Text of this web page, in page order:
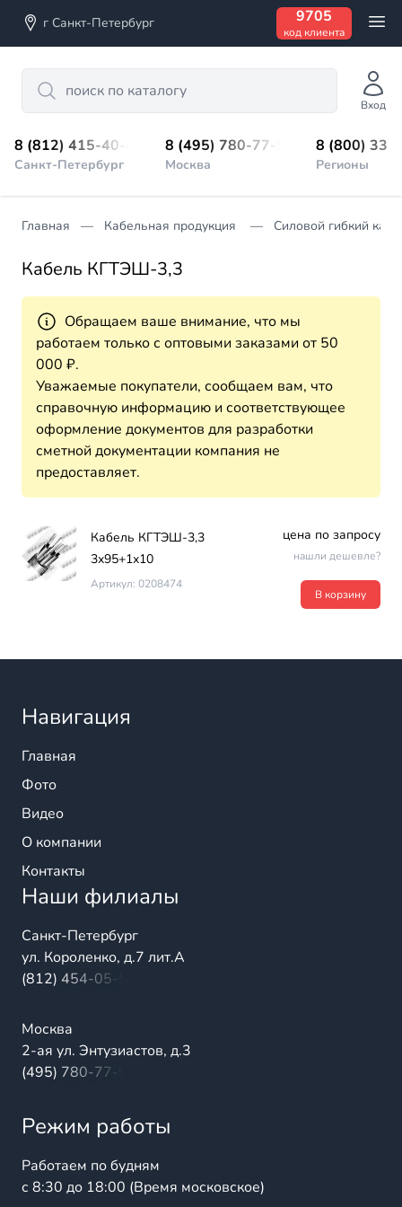
г Санкт-Петербург 9705
код клиента
Search
Вход
8 (812) 415-40-45
Санкт-Петербург
8 (495) 780-77-98
Москва
8 (800)
Регионы
Главная Кабельная продукция Силовой гибкий
Кабель КГТЭШ-3,3
Обращаем ваше внимание, что мы
работаем только с оптовыми заказами от 50
000 ₽.
Уважаемые покупатели, сообщаем вам, что
справочную информацию и соответствующее
оформление документов для разработки
сметной документации компания не
предоставляет.
Кабель КГТЭШ-3,3
3х95+1х10
Артикул: 0208474
цена по запросу
нашли дешевле?
В корзину
Навигация
Главная
Фото
Видео
О компании
Контакты
Наши филиалы
Санкт-Петербург
ул. Короленко, д.7 лит.А
(812) 454-05-54
Москва
2-ая ул. Энтузиастов, д.3
(495) 780-77-98
Режим работы
Работаем по будням
с 8:30 до 18:00 (Время московское)